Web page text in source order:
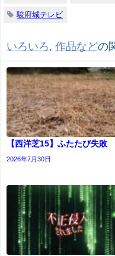
駿府城テレビ
いろいろ, 作品などの
【西洋芝15】ふたたび失敗
2026年7月30日